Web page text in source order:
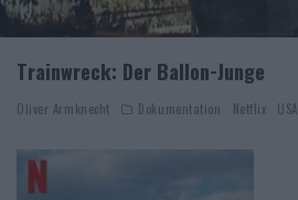
Trainwreck: Der Ballon-Junge
Oliver Armknecht Dokumentation Netflix USA